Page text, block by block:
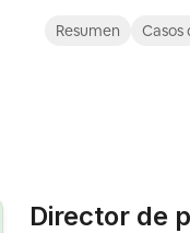
Resumen Casos
Director de